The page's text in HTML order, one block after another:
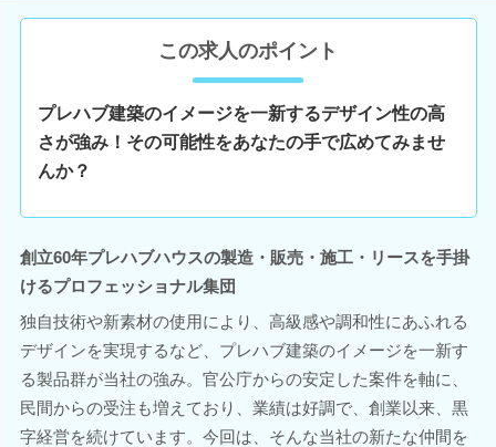
この求人のポイント
プレハブ建築のイメージを一新するデザイン性の高
さが強み！その可能性をあなたの手で広めてみませ
んか？
創立60年プレハブハウスの製造・販売・施工・リースを手掛
けるプロフェッショナル集団
独自技術や新素材の使用により、高級感や調和性にあふれる
デザインを実現するなど、プレハブ建築のイメージを一新す
る製品群が当社の強み。官公庁からの安定した案件を軸に、
民間からの受注も増えており、業績は好調で、創業以来、黒
字経営を続けています。今回は、そんな当社の新たな仲間を